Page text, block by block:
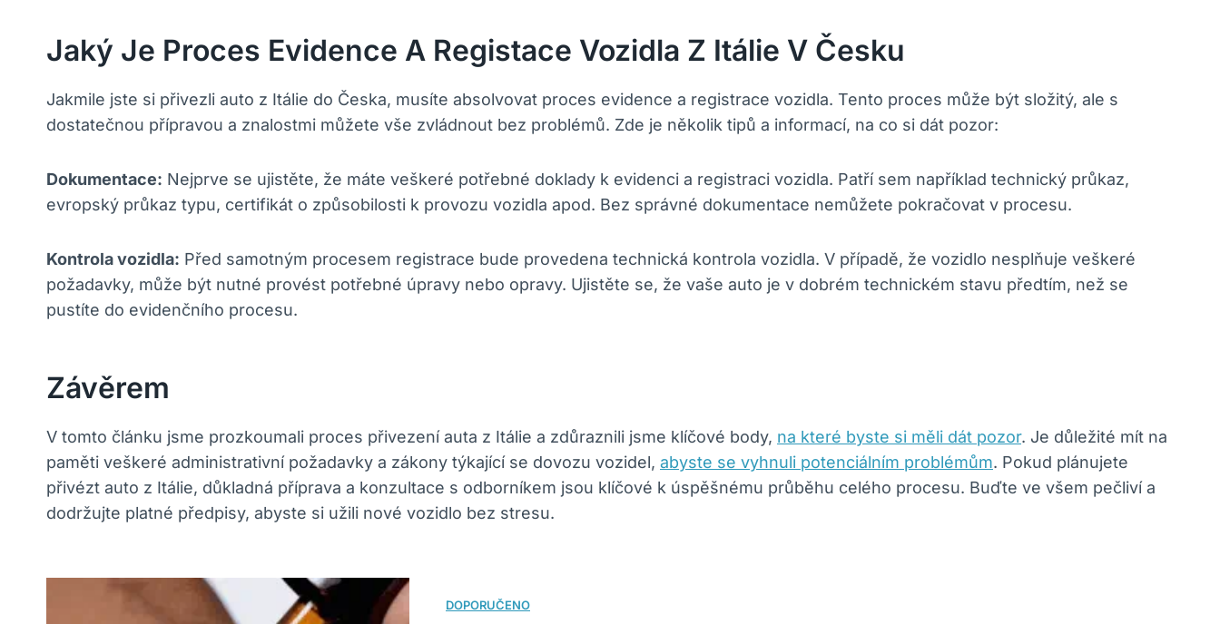
Jaký Je Proces Evidence A Registace Vozidla Z Itálie V Česku
Jakmile jste si přivezli auto z Itálie do Česka, musíte absolvovat proces evidence a registrace vozidla. Tento proces může být složitý, ale s
dostatečnou přípravou a znalostmi můžete vše zvládnout bez problémů. Zde je několik tipů a informací, na co si dát pozor:
Dokumentace: Nejprve se ujistěte, že máte veškeré potřebné doklady k evidenci a registraci vozidla. Patří sem například technický průkaz,
evropský průkaz typu, certifikát o způsobilosti k provozu vozidla apod. Bez správné dokumentace nemůžete pokračovat v procesu.
Kontrola vozidla: Před samotným procesem registrace bude provedena technická kontrola vozidla. V případě, že vozidlo nesplňuje veškeré
požadavky, může být nutné provést potřebné úpravy nebo opravy. Ujistěte se, že vaše auto je v dobrém technickém stavu předtím, než se
pustíte do evidenčního procesu.
Závěrem
V tomto článku jsme prozkoumali proces přivezení auta z Itálie a zdůraznili jsme klíčové body, na které byste si měli dát pozor. Je důležité mít na
paměti veškeré administrativní požadavky a zákony týkající se dovozu vozidel, abyste se vyhnuli potenciálním problémům. Pokud plánujete
přivézt auto z Itálie, důkladná příprava a konzultace s odborníkem jsou klíčové k úspěšnému průběhu celého procesu. Buďte ve všem pečliví a
dodržujte platné předpisy, abyste si užili nové vozidlo bez stresu.